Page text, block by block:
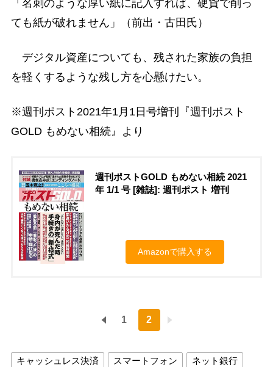
「名刺のような厚い紙に記入すれば、硬貨で削っ
ても紙が破れません」（前出・古田氏）
デジタル資産についても、残された家族の負担
を軽くするような残し方を心懸けたい。
※週刊ポスト2021年1月1日号増刊『週刊ポスト
GOLD もめない相続』より
週刊ポストGOLD もめない相続 2021
年 1/1 号 [雑誌]: 週刊ポスト 増刊
Amazonで購入する
1 2
キャッシュレス決済 スマートフォン
ネット銀行